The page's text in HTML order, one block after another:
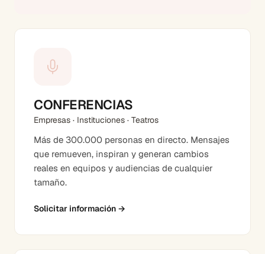
CONFERENCIAS
Empresas · Instituciones · Teatros
Más de 300.000 personas en directo. Mensajes
que remueven, inspiran y generan cambios
reales en equipos y audiencias de cualquier
tamaño.
Solicitar información →